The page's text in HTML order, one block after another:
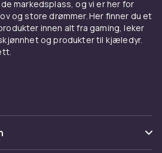
markedsplass, og vi er her for
og store drømmer. Her finner du et
innen alt fra gaming, leker
og produkter til kjæledyr.